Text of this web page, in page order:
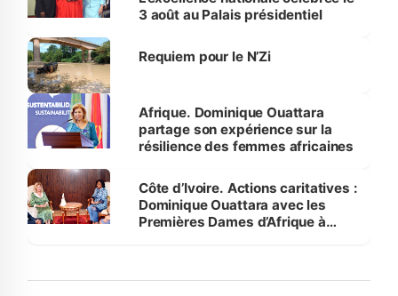
3 août au Palais présidentiel
Requiem pour le N’Zi
Afrique. Dominique Ouattara
partage son expérience sur la
résilience des femmes africaines
Côte d’Ivoire. Actions caritatives :
Dominique Ouattara avec les
Premières Dames d’Afrique à